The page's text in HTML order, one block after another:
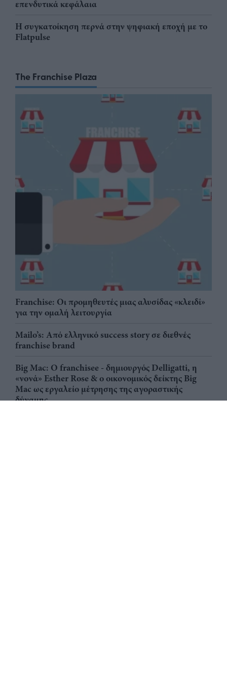
επενδυτικά κεφάλαια
Η συγκατοίκηση περνά στην ψηφιακή εποχή με το
Flatpulse
The Franchise Plaza
Franchise: Οι προμηθευτές μιας αλυσίδας «κλειδί»
για την ομαλή λειτουργία
Mailo’s: Από ελληνικό success story σε διεθνές
franchise brand
Big Mac: Ο franchisee - δημιουργός Delligatti, η
«νονά» Esther Rose & ο οικονομικός δείκτης Big
Mac ως εργαλείο μέτρησης της αγοραστικής
δύναμης